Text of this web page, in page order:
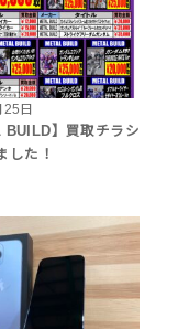
日
BUILD】買取チラシ
した！